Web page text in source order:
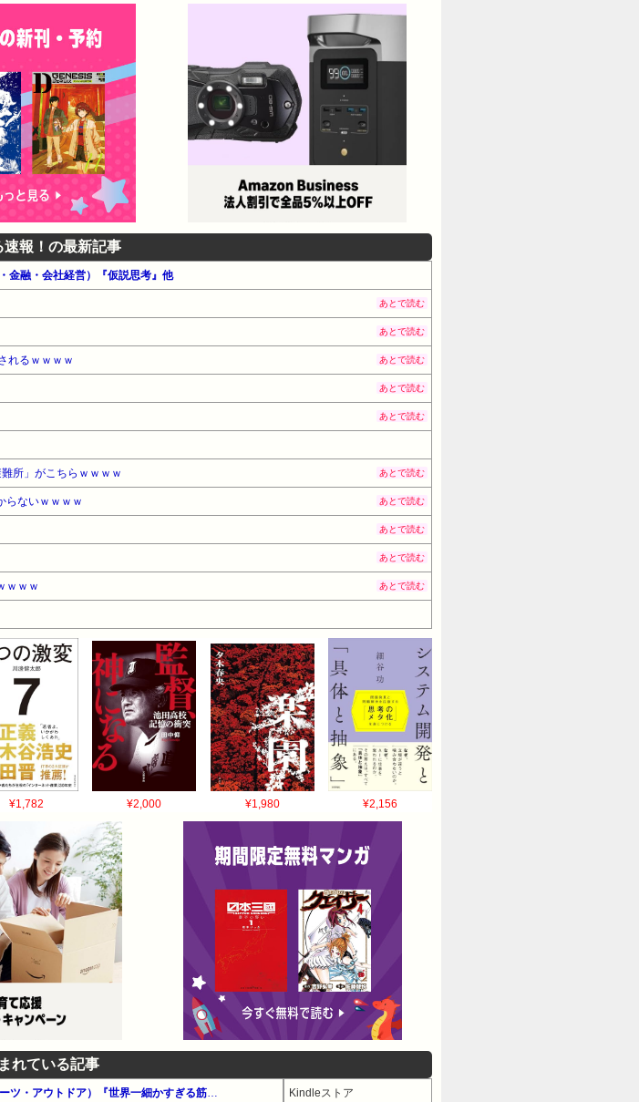
速報！の最新記事
金融・会社経営）『仮説思考』他
あとで読む
あとで読む
れるｗｗｗｗ あとで読む
あとで読む
あとで読む
所」がこちらｗｗｗｗ あとで読む
らないｗｗｗｗ あとで読む
あとで読む
あとで読む
ｗｗｗ あとで読む
¥1,782 ¥2,000 ¥1,980 ¥2,156
れている記事
【最大65%OFF】Amazon公式 Kindle本 サマーセール第2弾（スポーツ・アウトドア）『世界一細かすぎる筋トレ図鑑』他 Kindleストア